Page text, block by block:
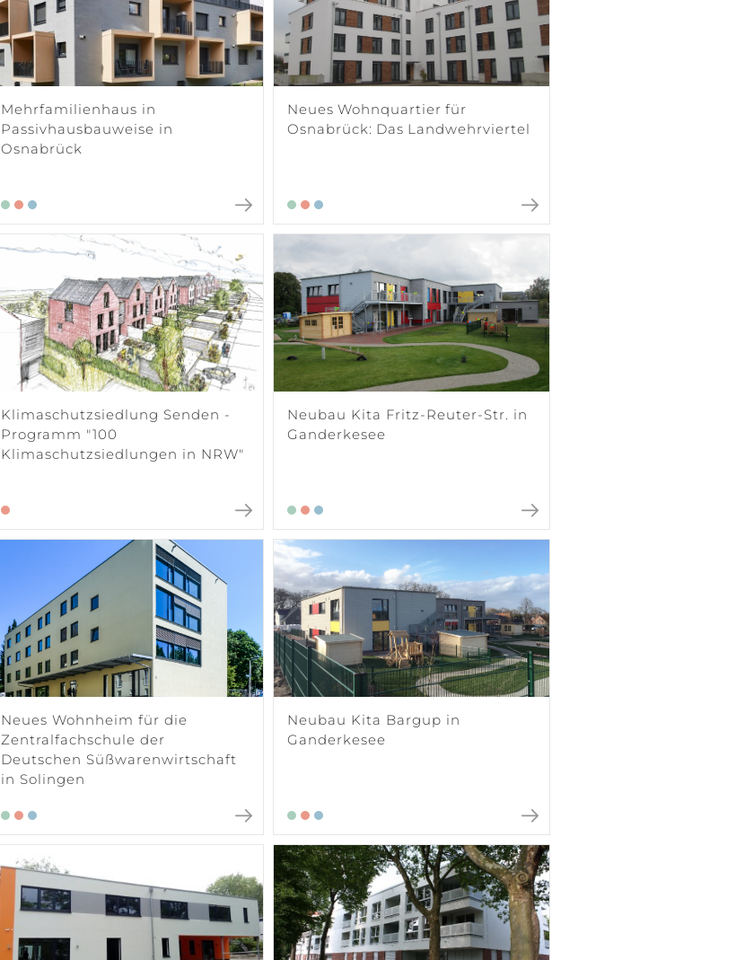
Mehrfamilienhaus in
Passivhausbauweise in
Osnabrück
Neues Wohnquartier für
Osnabrück: Das Landwehrviertel
Klimaschutzsiedlung Senden -
Programm "100
Klimaschutzsiedlungen in NRW"
Neubau Kita Fritz-Reuter-Str. in
Ganderkesee
Neues Wohnheim für die
Zentralfachschule der
Deutschen Süßwarenwirtschaft
in Solingen
Neubau Kita Bargup in
Ganderkesee